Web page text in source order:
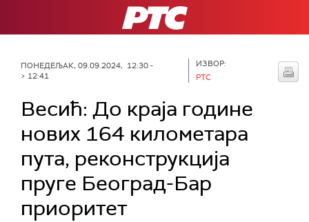
РТС
ПОНЕДЕЉАК, 09.09.2024, 12:30 -
> 12:41
ИЗВОР:
РТС
Весић: До краја године
нових 164 километара
пута, реконструкција
пруге Београд-Бар
приоритет